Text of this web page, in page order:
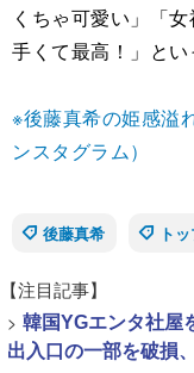
くちゃ可愛い」「
手くて最高！」とい
※後藤真希の姫感溢
ンスタグラム）
後藤真希
ト
【注目記事】
> 韓国YGエンタ社屋
出入口の一部を破損